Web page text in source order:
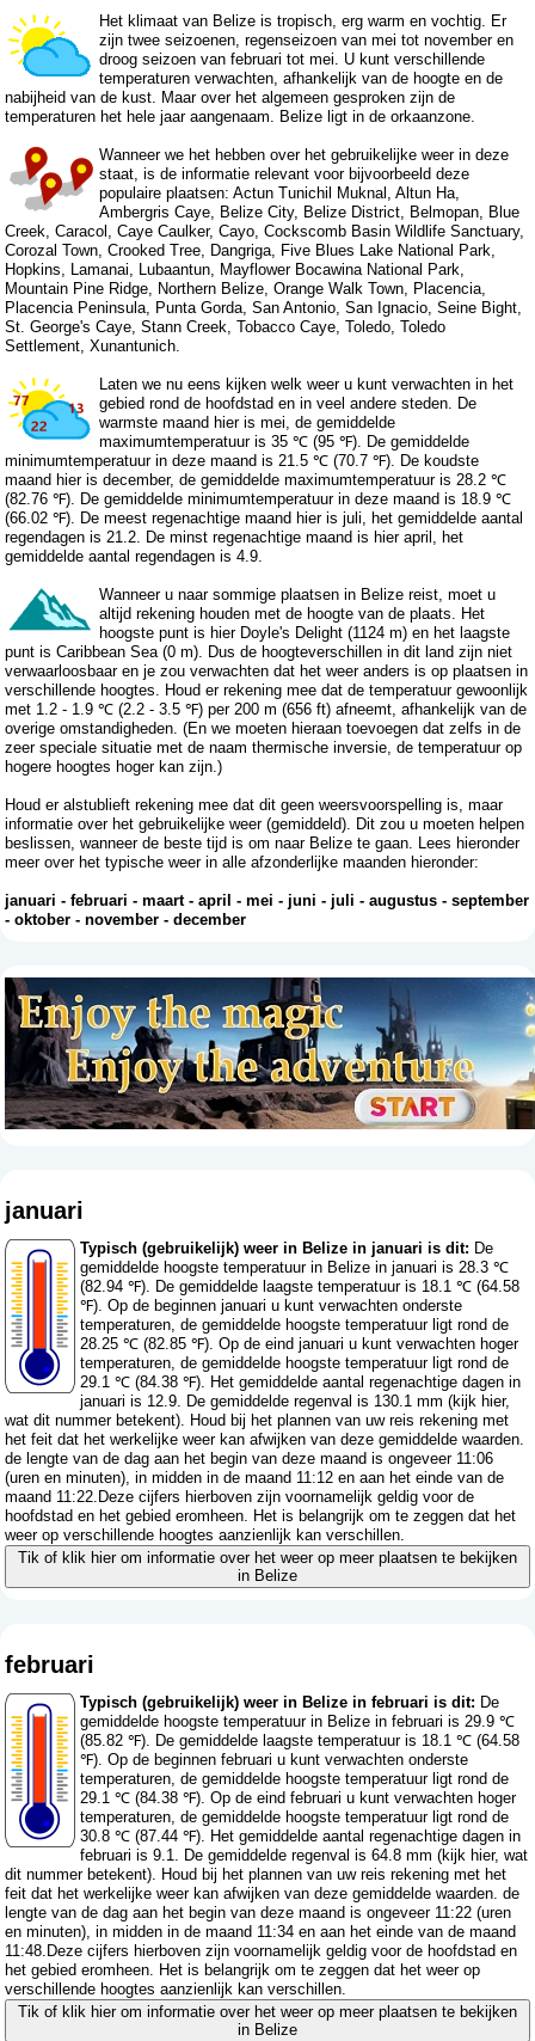
Het klimaat van Belize is tropisch, erg warm en vochtig. Er
zijn twee seizoenen, regenseizoen van mei tot november en
droog seizoen van februari tot mei. U kunt verschillende
temperaturen verwachten, afhankelijk van de hoogte en de
nabijheid van de kust. Maar over het algemeen gesproken zijn de
temperaturen het hele jaar aangenaam. Belize ligt in de orkaanzone.
Wanneer we het hebben over het gebruikelijke weer in deze
staat, is de informatie relevant voor bijvoorbeeld deze
populaire plaatsen: Actun Tunichil Muknal, Altun Ha,
Ambergris Caye, Belize City, Belize District, Belmopan, Blue
Creek, Caracol, Caye Caulker, Cayo, Cockscomb Basin Wildlife Sanctuary,
Corozal Town, Crooked Tree, Dangriga, Five Blues Lake National Park,
Hopkins, Lamanai, Lubaantun, Mayflower Bocawina National Park,
Mountain Pine Ridge, Northern Belize, Orange Walk Town, Placencia,
Placencia Peninsula, Punta Gorda, San Antonio, San Ignacio, Seine Bight,
St. George's Caye, Stann Creek, Tobacco Caye, Toledo, Toledo
Settlement, Xunantunich.
Laten we nu eens kijken welk weer u kunt verwachten in het
gebied rond de hoofdstad en in veel andere steden. De
warmste maand hier is mei, de gemiddelde
maximumtemperatuur is 35 ℃ (95 ℉). De gemiddelde
minimumtemperatuur in deze maand is 21.5 ℃ (70.7 ℉). De koudste
maand hier is december, de gemiddelde maximumtemperatuur is 28.2 ℃
(82.76 ℉). De gemiddelde minimumtemperatuur in deze maand is 18.9 ℃
(66.02 ℉). De meest regenachtige maand hier is juli, het gemiddelde aantal
regendagen is 21.2. De minst regenachtige maand is hier april, het
gemiddelde aantal regendagen is 4.9.
Wanneer u naar sommige plaatsen in Belize reist, moet u
altijd rekening houden met de hoogte van de plaats. Het
hoogste punt is hier Doyle's Delight (1124 m) en het laagste
punt is Caribbean Sea (0 m). Dus de hoogteverschillen in dit land zijn niet
verwaarloosbaar en je zou verwachten dat het weer anders is op plaatsen in
verschillende hoogtes. Houd er rekening mee dat de temperatuur gewoonlijk
met 1.2 - 1.9 ℃ (2.2 - 3.5 ℉) per 200 m (656 ft) afneemt, afhankelijk van de
overige omstandigheden. (En we moeten hieraan toevoegen dat zelfs in de
zeer speciale situatie met de naam thermische inversie, de temperatuur op
hogere hoogtes hoger kan zijn.)
Houd er alstublieft rekening mee dat dit geen weersvoorspelling is, maar
informatie over het gebruikelijke weer (gemiddeld). Dit zou u moeten helpen
beslissen, wanneer de beste tijd is om naar Belize te gaan. Lees hieronder
meer over het typische weer in alle afzonderlijke maanden hieronder:
januari -februari -maart-april -mei - juni - juli -augustus -september
-oktober -november -december
januari
Typisch (gebruikelijk) weer in Belize in januari is dit: De
gemiddelde hoogste temperatuur in Belize in januari is 28.3 ℃
(82.94 ℉). De gemiddelde laagste temperatuur is 18.1 ℃ (64.58
℉). Op de beginnen januari u kunt verwachten onderste
temperaturen, de gemiddelde hoogste temperatuur ligt rond de
28.25 ℃ (82.85 ℉). Op de eind januari u kunt verwachten hoger
temperaturen, de gemiddelde hoogste temperatuur ligt rond de
29.1 ℃ (84.38 ℉). Het gemiddelde aantal regenachtige dagen in
januari is 12.9. De gemiddelde regenval is 130.1 mm (kijk hier,
wat dit nummer betekent). Houd bij het plannen van uw reis rekening met
het feit dat het werkelijke weer kan afwijken van deze gemiddelde waarden.
de lengte van de dag aan het begin van deze maand is ongeveer 11:06
(uren en minuten), in midden in de maand 11:12 en aan het einde van de
maand 11:22.Deze cijfers hierboven zijn voornamelijk geldig voor de
hoofdstad en het gebied eromheen. Het is belangrijk om te zeggen dat het
weer op verschillende hoogtes aanzienlijk kan verschillen.
Tik of klik hier om informatie over het weer op meer plaatsen te bekijken
in Belize
februari
Typisch (gebruikelijk) weer in Belize in februari is dit: De
gemiddelde hoogste temperatuur in Belize in februari is 29.9 ℃
(85.82 ℉). De gemiddelde laagste temperatuur is 18.1 ℃ (64.58
℉). Op de beginnen februari u kunt verwachten onderste
temperaturen, de gemiddelde hoogste temperatuur ligt rond de
29.1 ℃ (84.38 ℉). Op de eind februari u kunt verwachten hoger
temperaturen, de gemiddelde hoogste temperatuur ligt rond de
30.8 ℃ (87.44 ℉). Het gemiddelde aantal regenachtige dagen in
februari is 9.1. De gemiddelde regenval is 64.8 mm (kijk hier, wat
dit nummer betekent). Houd bij het plannen van uw reis rekening met het
feit dat het werkelijke weer kan afwijken van deze gemiddelde waarden. de
lengte van de dag aan het begin van deze maand is ongeveer 11:22 (uren
en minuten), in midden in de maand 11:34 en aan het einde van de maand
11:48.Deze cijfers hierboven zijn voornamelijk geldig voor de hoofdstad en
het gebied eromheen. Het is belangrijk om te zeggen dat het weer op
verschillende hoogtes aanzienlijk kan verschillen.
Tik of klik hier om informatie over het weer op meer plaatsen te bekijken
in Belize